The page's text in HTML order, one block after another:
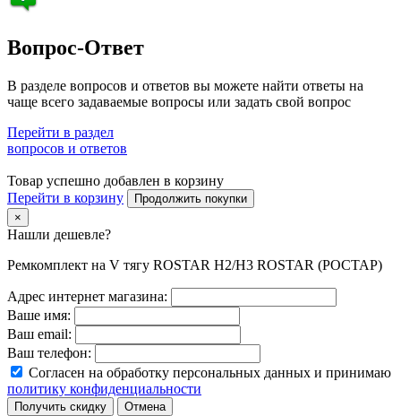
Вопрос-Ответ
В разделе вопросов и ответов вы можете найти ответы на
чаще всего задаваемые вопросы или задать свой вопрос
Перейти в раздел
вопросов и ответов
Товар успешно добавлен в корзину
Перейти в корзину
Продолжить покупки
×
Нашли дешевле?
Ремкомплект на V тягу ROSTAR H2/H3 ROSTAR (РОСТАР)
Адрес интернет магазина:
Ваше имя:
Ваш email:
Ваш телефон:
Согласен на обработку персональных данных и принимаю
политику конфиденциальности
Получить скидку
Отмена